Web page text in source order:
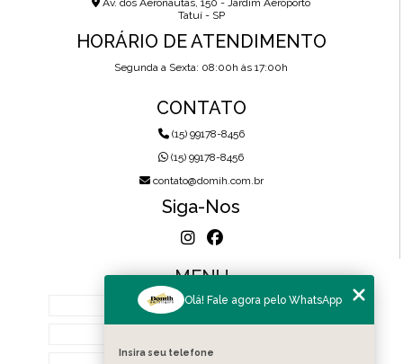
Av. dos Aeronautas, 150 - Jardim Aeroporto
Tatuí - SP
HORÁRIO DE ATENDIMENTO
Segunda a Sexta: 08:00h às 17:00h
CONTATO
(15) 99178-8456
(15) 99178-8456
contato@domih.com.br
Siga-Nos
MENU
HOME
Olá! Fale agora pelo WhatsApp
Insira seu telefone